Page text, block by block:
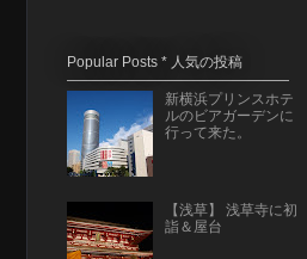
Popular Posts * 人気の投稿
新横浜プリンスホテ
ルのビアガーデンに
行って来た。
【浅草】 浅草寺に初
詣＆屋台